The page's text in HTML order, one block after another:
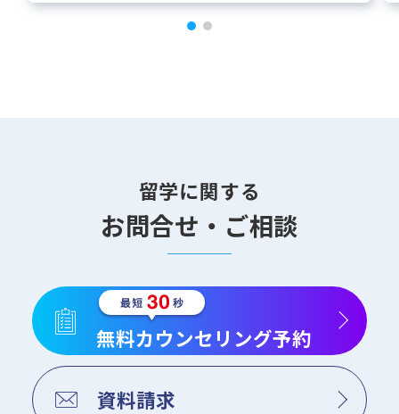
留学に関する
お問合せ・ご相談
無料カウンセリング予約
資料請求